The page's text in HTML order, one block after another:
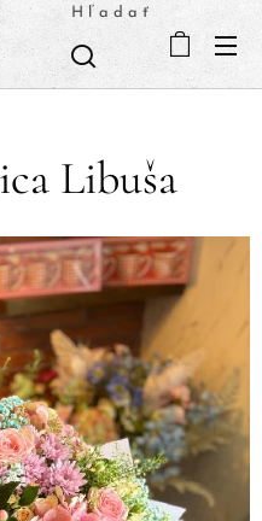
Hľadať
Libuša